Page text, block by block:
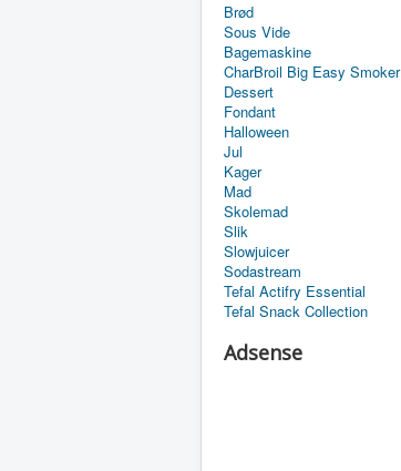
Brød
Sous Vide
Bagemaskine
CharBroil Big Easy Smoker
Dessert
Fondant
Halloween
Jul
Kager
Mad
Skolemad
Slik
Slowjuicer
Sodastream
Tefal Actifry Essential
Tefal Snack Collection
Adsense